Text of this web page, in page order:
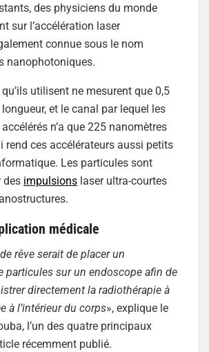
des physiciens du monde
sur l’accélération laser
connue sous le nom
nanophotoniques.
utilisent ne mesurent que 0,5
et le canal par lequel les
n’a que 225 nanomètres
rend ces accélérateurs aussi petits
Les particules sont
des impulsions laser ultra-courtes
médicale
rêve serait de placer un
particules sur un endoscope afin de
directement la radiothérapie à
à l’intérieur du corps», explique le
l’un des quatre principaux
récemment publié.